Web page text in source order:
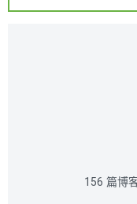
156 篇博